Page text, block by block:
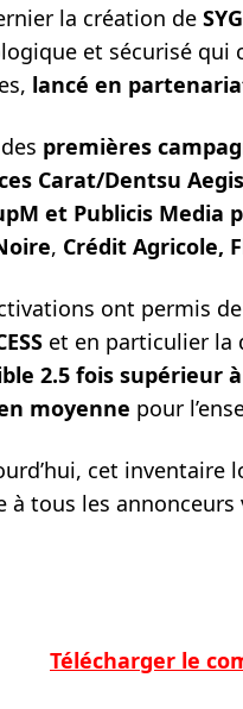
la création de
et sécurisé
lancé en
premières
Carat/Dentsu
et Publicis Media
, Crédit Agricole,
ont permis
et en particulier la
2.5 fois supérieur
moyenne pour
cet
à tous les
Télécharger le